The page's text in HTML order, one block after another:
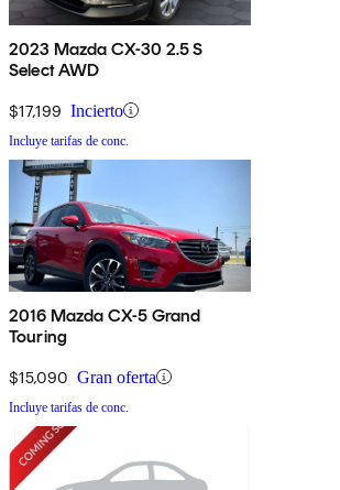
2023 Mazda CX-30 2.5 S
Select AWD
$17,199 Incierto
Incluye tarifas de conc.
2016 Mazda CX-5 Grand
Touring
$15,090 Gran oferta
Incluye tarifas de conc.